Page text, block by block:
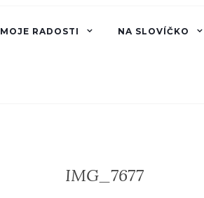
MOJE RADOSTI NA SLOVÍČKO
IMG_7677